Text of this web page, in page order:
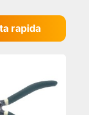
5
rapida